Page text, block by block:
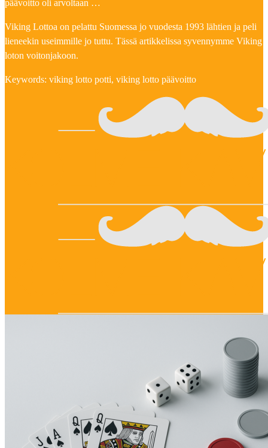
päävoitto oli arvoltaan …
Viking Lottoa on pelattu Suomessa jo vuodesta 1993 lähtien ja peli
lieneekin useimmille jo tuttu. Tässä artikkelissa syvennymme Viking
loton voitonjakoon.
Keywords: viking lotto potti, viking lotto päävoitto